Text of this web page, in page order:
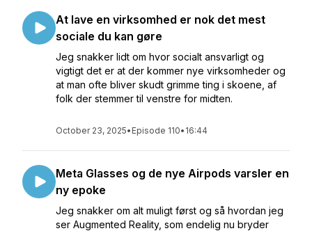
At lave en virksomhed er nok det mest
sociale du kan gøre
Jeg snakker lidt om hvor socialt ansvarligt og
vigtigt det er at der kommer nye virksomheder og
at man ofte bliver skudt grimme ting i skoene, af
folk der stemmer til venstre for midten.
October 23, 2025• Episode 110• 16:44
Meta Glasses og de nye Airpods varsler en
ny epoke
Jeg snakker om alt muligt først og så hvordan jeg
ser Augmented Reality, som endelig nu bryder